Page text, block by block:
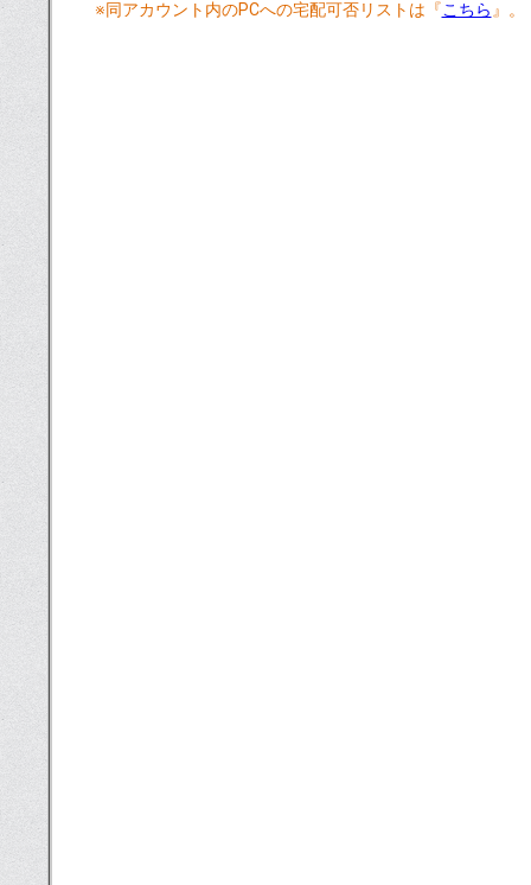
※同アカウント内のPCへの宅配可否リストは『こちら 』。